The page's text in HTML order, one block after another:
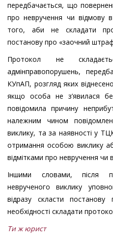
передбачається, що
про невручення чи відмову
того, аби не складати
постанову про «заочний
Протокол не
адмінправопорушень,
КУпАП, розгляд яких
якщо особа не з’явилася
повідомила причину
належним чином
виклику, та за наявності у
отримання особою виклику
відмітками про невручення чи
Іншими словами, після
неврученого виклику
відразу скласти
необхідності складати
Ти ж юрист